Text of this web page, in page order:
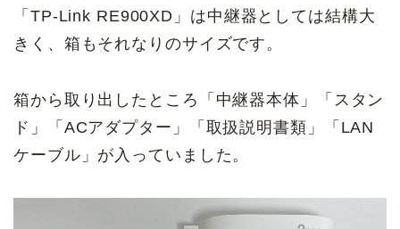
「TP-Link RE900XD」は中継器としては結構大
きく、箱もそれなりのサイズです。
箱から取り出したところ「中継器本体」「スタン
ド」「ACアダプター」「取扱説明書類」「LAN
ケーブル」が入っていました。